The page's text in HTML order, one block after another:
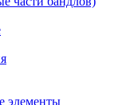
элементы